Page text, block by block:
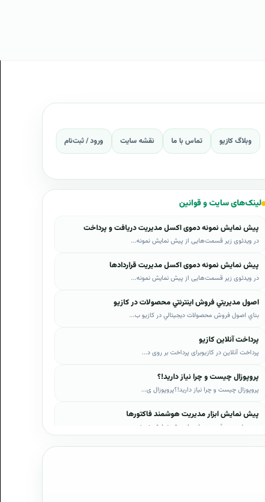
وبلاگ کازیو تماس با ما نقشه سایت ورود / ثبت‌نام
لینک‌های سایت و قوانین
پیش نمایش نمونه دموی اکسل مدیریت دریافت و پرداخت
در ویدئوی زیر قسمت‌هایی از پیش نمایش نمونه...
پیش نمایش نمونه دموی اکسل مدیریت قراردادها
در ویدئوی زیر قسمت‌هایی از پیش نمایش نمونه...
اصول مديريتي فروش اينترنتي محصولات در کازيو
بناي اصول فروش محصولات ديجيتالي در کازيو ب...
پرداخت آنلاین کازیو
پرداخت آنلاین در کازیوبرای پرداخت بر روی د...
پروپوزال چیست و چرا نیاز دارید!؟
پروپوزال چیست و چرا نیاز دارید!؟پروپوزال ی...
پیش نمایش ابزار مدیریت هوشمند فاکتورها
در ویدئوی زیر قسمت‌هایی از پیش نمایش نمونه...